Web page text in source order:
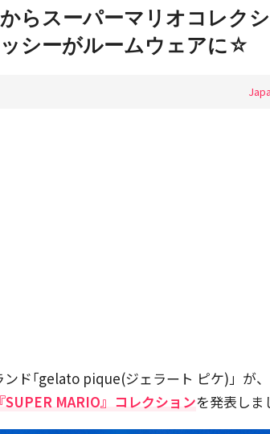
からスーパーマリオコレク
シーがルームウェアに☆
ンド｢gelato pique(ジェラート ピケ)」が
『SUPER MARIO』コレクションを発表しま